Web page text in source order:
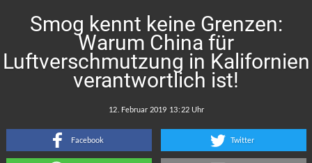
Smog kennt keine Grenzen:
Warum China für
Luftverschmutzung in Kalifornien
verantwortlich ist!
:
Facebook Twitter